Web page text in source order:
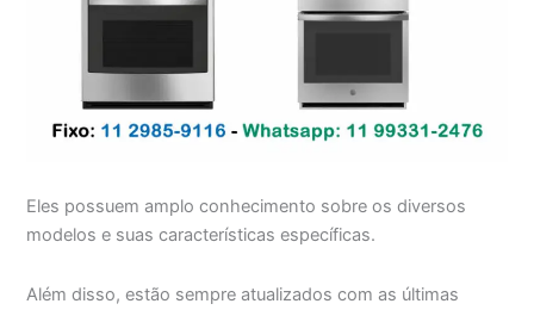
Eles possuem amplo conhecimento sobre os diversos
modelos e suas características específicas.
Além disso, estão sempre atualizados com as últimas